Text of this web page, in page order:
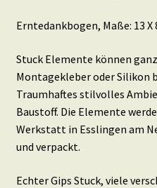
Erntedankbogen, Maße: 13
Stuck Elemente können
Montagekleber oder Silikon
Traumhaftes stilvolles
Baustoff. Die Elemente
Werkstatt in Esslingen am
und verpackt.
Echter Gips Stuck, viele